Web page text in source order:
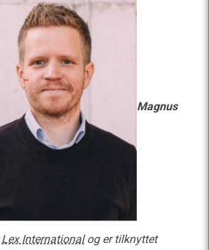
Magnus
Lex Internationalog er tilknyttet